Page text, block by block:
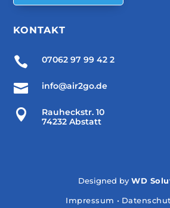
KONTAKT
 07062 97 99 42 2
 info@air2go.de

Rauheckstr. 10
74232 Abstatt
Designed byWD
Impressum •